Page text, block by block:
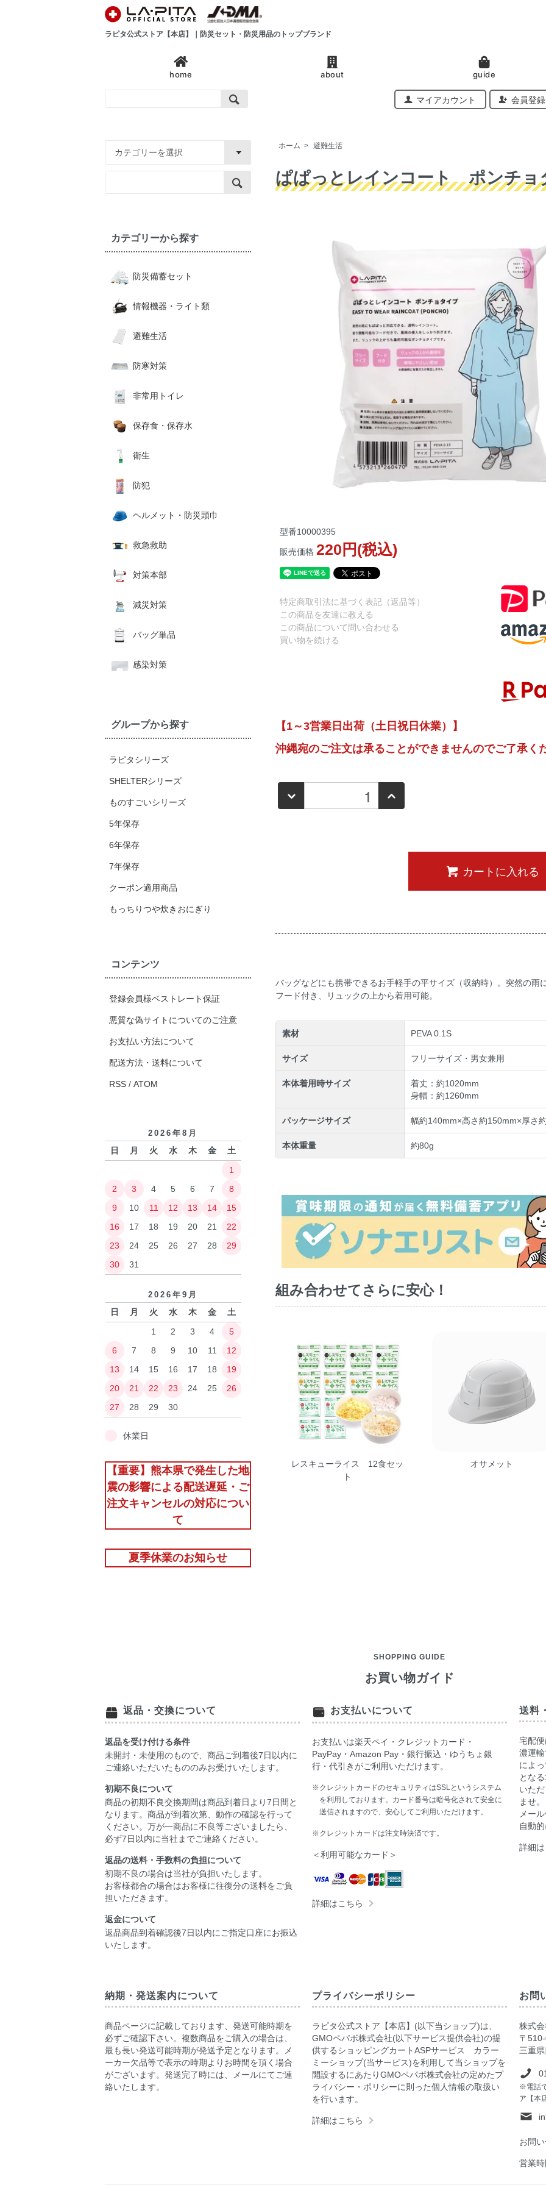
ラピタ公式ストア【本店】｜防災セット・防災用品のトップブランド
home about guide
マイアカウント 会員登録
ホーム > 避難生活
ぱぱっとレインコート ポンチョ
型番10000395
販売価格220円(税込)
特定商取引法に基づく表記（返品等）
この商品を友達に教える
この商品について問い合わせる
買い物を続ける
【1～3営業日出荷（土日祝日休業）】
沖縄宛のご注文は承ることができませんのでご了承く
カートに入れる
バッグなどにも携帯できるお手軽手の平サイズ（収納時）。突然の雨
フード付き、リュックの上から着用可能。
素材 PEVA 0.1S
サイズ フリーサイズ・男女兼用
本体着用時サイズ
着丈：約1020mm
身幅：約1260mm
パッケージサイズ 幅約140mm×高さ約150mm×厚さ
本体重量 約80g
組み合わせてさらに安心！
レスキューライス 12食セッ
ト
オサメット
カテゴリーから探す
防災備蓄セット
情報機器・ライト類
避難生活
防寒対策
非常用トイレ
保存食・保存水
衛生
防犯
ヘルメット・防災頭巾
救急救助
対策本部
減災対策
バッグ単品
感染対策
グループから探す
ラピタシリーズ
SHELTERシリーズ
ものすごいシリーズ
5年保存
6年保存
7年保存
クーポン適用商品
もっちりつや炊きおにぎり
コンテンツ
登録会員様ベストレート保証
悪質な偽サイトについてのご注意
お支払い方法について
配送方法・送料について
RSS / ATOM
2026年8月
日 月 火 水 木 金
土
1
2
3 4 5 6 7
8
9
10 11 12 13 14
15
16
17 18 19 20 21
22
23
24 25 26 27 28
29
30
31
2026年9月
日 月 火 水 木 金
土
1
2 3 4
5
6
7 8 9 10 11
12
13
14 15 16 17 18
19
20
21 22 23 24 25
26
27
28 29 30
休業日
【重要】熊本県で発生した地
震の影響による配送遅延・ご
注文キャンセルの対応につい
て
夏季休業のお知らせ
SHOPPING GUIDE
お買い物ガイド
返品・交換について
返品を受け付ける条件
未開封・未使用のもので、商品ご到着後7日以内に
ご連絡いただいたもののみお受けいたします。
初期不良について
商品の初期不良交換期間は商品到着日より7日間と
なります。商品が到着次第、動作の確認を行って
ください。万が一商品に不良等ございましたら、
必ず7日以内に当社までご連絡ください。
返品の送料・手数料の負担について
初期不良の場合は当社が負担いたします。
お客様都合の場合はお客様に往復分の送料をご負
担いただきます。
返金について
返品商品到着確認後7日以内にご指定口座にお振込
いたします。
お支払いについて
お支払いは楽天ペイ・クレジットカード・
PayPay・Amazon Pay・銀行振込・ゆうちょ銀
行・代引きがご利用いただけます。
※クレジットカードのセキュリティはSSLというシステム
を利用しております。カード番号は暗号化されて安全に
送信されますので、安心してご利用いただけます。
※クレジットカードは注文時決済です。
＜利用可能なカード＞
詳細はこちら
送料
宅配
濃運
によ
とな
いた
ませ。
メー
自動
詳細
納期・発送案内について
商品ページに記載しております、発送可能時期を
必ずご確認下さい。複数商品をご購入の場合は、
最も長い発送可能時期が発送予定となります。メ
ーカー欠品等で表示の時期よりお時間を頂く場合
がございます。発送完了時には、メールにてご連
絡いたします。
プライバシーポリシー
ラピタ公式ストア【本店】(以下当ショップ)は、
GMOペパボ株式会社(以下サービス提供会社)の提
供するショッピングカートASPサービス カラー
ミーショップ(当サービス)を利用して当ショップを
開設するにあたりGMOペパボ株式会社の定めたプ
ライバシー・ポリシーに則った個人情報の取扱い
を行います。
詳細はこちら
お問
株式
〒
三重
※電話
ア【本
お問
営業